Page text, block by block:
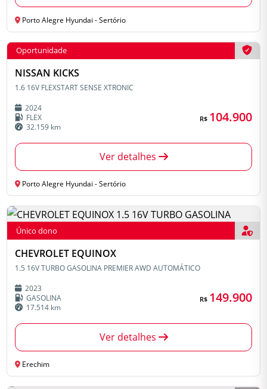
Porto Alegre Hyundai - Sertório
Oportunidade
NISSAN KICKS
1.6 16V FLEXSTART SENSE XTRONIC
2024
FLEX
32.159 km
R$ 104.900
Ver detalhes
Porto Alegre Hyundai - Sertório
Único dono
CHEVROLET EQUINOX
1.5 16V TURBO GASOLINA PREMIER AWD AUTOMÁTICO
2023
GASOLINA
17.514 km
R$ 149.900
Ver detalhes
Erechim